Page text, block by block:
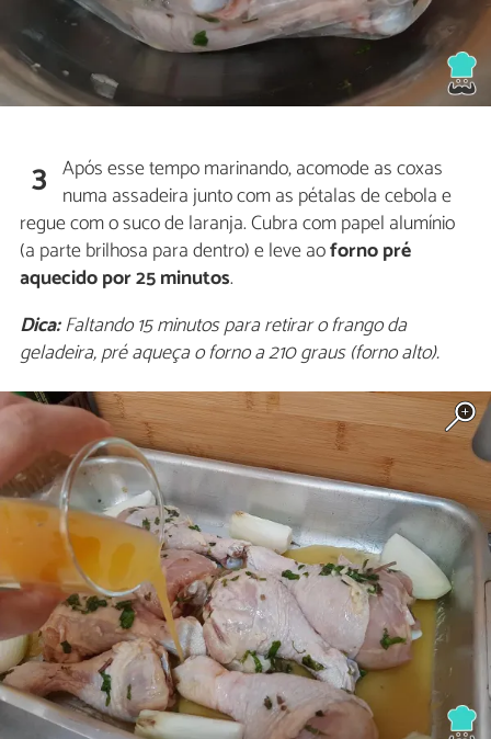
3 Após esse tempo marinando, acomode as coxas
numa assadeira junto com as pétalas de cebola e
regue com o suco de laranja. Cubra com papel alumínio
(a parte brilhosa para dentro) e leve aoforno pré
aquecido por 25 minutos.
Dica:Faltando 15 minutos para retirar o frango da
geladeira, pré aqueça o forno a 210 graus (forno alto).